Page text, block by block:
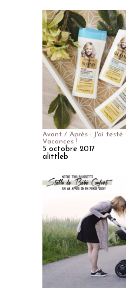
Avant / Après : J'ai testé
Vacances !
5 octobre 2017
alittleb